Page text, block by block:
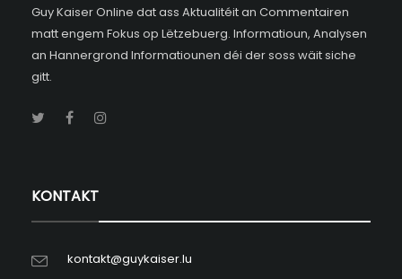
Guy Kaiser Online dat ass Aktualitéit an Commentairen
matt engem Fokus op Lëtzebuerg. Informatioun, Analysen
an Hannergrond Informatiounen déi der soss wäit siche
gitt.
KONTAKT
kontakt@guykaiser.lu